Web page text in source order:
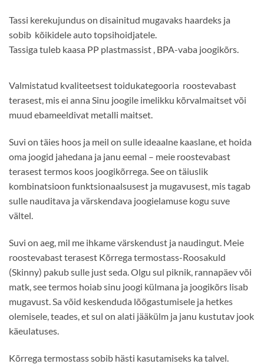
Tassi kerekujundus on disainitud mugavaks haardeks ja
sobib kõikidele auto topsihoidjatele.
Tassiga tuleb kaasa PP plastmassist , BPA-vaba joogikõrs.
Valmistatud kvaliteetsest toidukategooria roostevabast
terasest, mis ei anna Sinu joogile imelikku kõrvalmaitset või
muud ebameeldivat metalli maitset.
Suvi on täies hoos ja meil on sulle ideaalne kaaslane, et hoida
oma joogid jahedana ja janu eemal – meie roostevabast
terasest termos koos joogikõrrega. See on täiuslik
kombinatsioon funktsionaalsusest ja mugavusest, mis tagab
sulle nauditava ja värskendava joogielamuse kogu suve
vältel.
Suvi on aeg, mil me ihkame värskendust ja naudingut. Meie
roostevabast terasest Kõrrega termostass-Roosakuld
(Skinny) pakub sulle just seda. Olgu sul piknik, rannapäev või
matk, see termos hoiab sinu joogi külmana ja joogikõrs lisab
mugavust. Sa võid keskenduda lõõgastumisele ja hetkes
olemisele, teades, et sul on alati jääkülm ja janu kustutav jook
käeulatuses.
Kõrrega termostass sobib hästi kasutamiseks ka talvel.